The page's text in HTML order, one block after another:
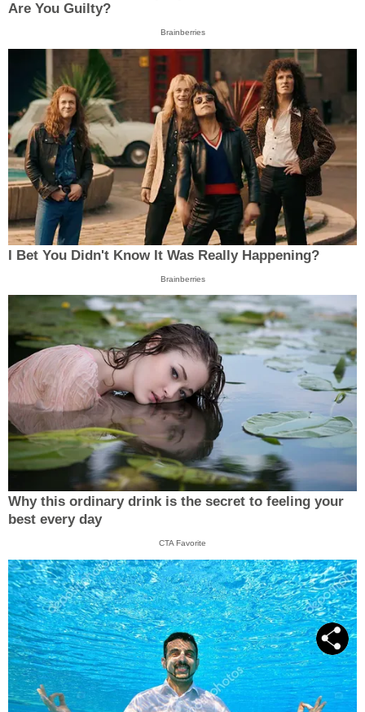
Are You Guilty?
Brainberries
I Bet You Didn't Know It Was Really Happening?
Brainberries
Why this ordinary drink is the secret to feeling your
best every day
CTA Favorite